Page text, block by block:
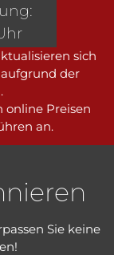
sich
der
online Preisen
an.
Sie keine